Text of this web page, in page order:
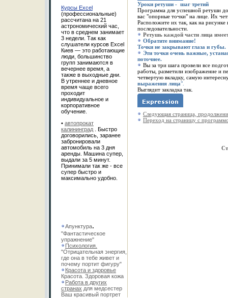
Курсы Excel
(профессиональные)
рассчитана на 21
астрономический час,
что в среднем занимает
3 недели. Так как
слушатели курсов Excel
Киев — это работающие
люди, большинство
групп занимаются в
вечернее время, а
также в выходные дни.
В утреннее и дневное
время чаще всего
проходит
индивидуальное и
корпоративное
обучение.
• автопрокат
калининград . Быстро
договорились, заранее
забронировали
автомобиль на 3 дня
аренды. Машина супер,
выдали за 5 минут.
Принимали так же - все
супер быстро и
максимально удобно.
Апунктура.
"Фантастическое
упражнение"
Психология
"Отрицательная энергия,
где она в тебе живет и
почему портит фигуру"
Красота и здоровье
Красота. Здоровая кожа
Работа в других
странах для медсестер
Ваш красивый портрет
Уроки ретуши - шаг третий
Программа для успешной ретуши
вас "опорные точки" на лице. Их
Расположите их так, как на рисунке
последовательности.
Ретушь каждой части лица
Обратите внимание!
Точки не закрывают глаза и губы.
Эти точки очень важные,
поточнее.
Вы за три шага провели все
работы, разметили изображение и
четвертую вкладку, самую
выражения лица".
Выглядит закладка так.
Следующая страница,
Переход на страницу с